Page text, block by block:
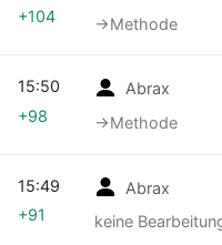
→‎Methode
+104
Abrax
→‎Methode
15:50
+98
Abrax
keine
15:49
+91